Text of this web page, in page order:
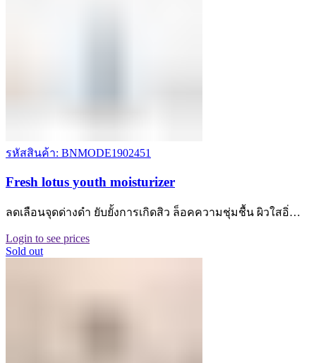
รหัสสินค้า: BNMODE1902451
Fresh lotus youth moisturizer
ลดเลือนจุดด่างดำ ยับยั้งการเกิดสิว ล็อคความชุ่มชื้น ผิวใสอิ่…
Login to see prices
Sold out